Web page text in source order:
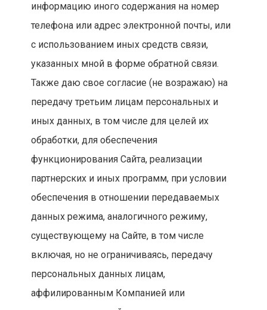
информацию иного содержания на номер
телефона или адрес электронной почты, или
с использованием иных средств связи,
указанных мной в форме обратной связи.
Также даю свое согласие (не возражаю) на
передачу третьим лицам персональных и
иных данных, в том числе для целей их
обработки, для обеспечения
функционирования Сайта, реализации
партнерских и иных программ, при условии
обеспечения в отношении передаваемых
данных режима, аналогичного режиму,
существующему на Сайте, в том числе
включая, но не ограничиваясь, передачу
персональных данных лицам,
аффилированным Компанией или